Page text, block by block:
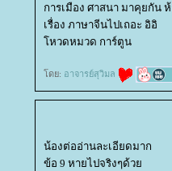
การเมือง ศาสนา มาคุยกัน
เรื่อง ภาษาจีนไปเถอะ อิอิ
หวดหมวด การ์ตูน
ดย: อาจารย์สุวิมล
น้องต่ออ่านละเอียดมาก
ข้อ 9 หายไปจริงๆด้ว